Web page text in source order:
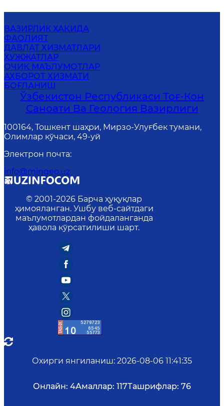
ВАЗИРЛИК ҲАҚИДА
ФАОЛИЯТ
ДАВЛАТ ХИЗМАТЛАРИ
ҲУЖЖАТЛАР
ОЧИҚ МАЪЛУМОТЛАР
АХБОРОТ ХИЗМАТИ
БОҒЛАНИШ
Ўзбекистон Республикаси Тоғ-Кон
Саноати Ва Геология Вазирлиги
100164, Тошкент шаҳри, Мирзо-Улуғбек тумани,
Олимлар кўчаси, 49-уй
Электрон почта:
info@mingeo.uz
© 2001-2026 Барча ҳуқуқлар
ҳимояланган. Ушбу веб-сайтдаги
маълумотлардан фойдаланганда
ҳавола кўрсатилиши шарт.
Охирги янгиланиш: 2026-08-06 11:41:35
Онлайн: 4Амаллар: 117Ташрифлар: 76